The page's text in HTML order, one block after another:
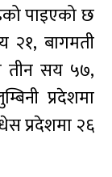
पाइएको छ
२१, बागमती
तीन सय ५७,
प्रदेशमा
प्रदेशमा २६